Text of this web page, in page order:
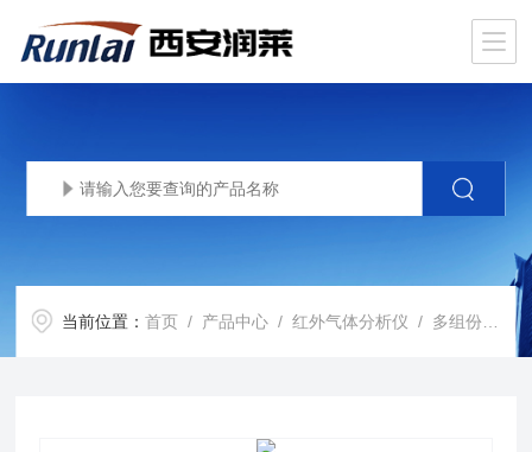
当前位置：首页 / 产品中心 /红外气体分析仪 / 多组份红外气体分析仪